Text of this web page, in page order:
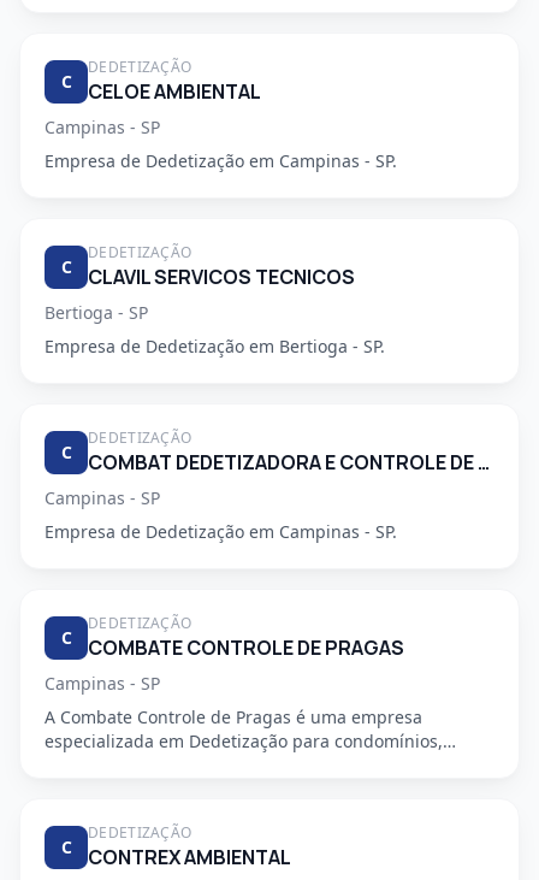
C
DEDETIZAÇÃO
CELOE AMBIENTAL
Campinas - SP
Empresa de Dedetização em Campinas - SP.
C
DEDETIZAÇÃO
CLAVIL SERVICOS TECNICOS
Bertioga - SP
Empresa de Dedetização em Bertioga - SP.
C
DEDETIZAÇÃO
COMBAT DEDETIZADORA E CONTROLE DE PRAGAS URBANAS
Campinas - SP
Empresa de Dedetização em Campinas - SP.
C
DEDETIZAÇÃO
COMBATE CONTROLE DE PRAGAS
Campinas - SP
A Combate Controle de Pragas é uma empresa
especializada em Dedetização para condomínios,
C
DEDETIZAÇÃO
CONTREX AMBIENTAL